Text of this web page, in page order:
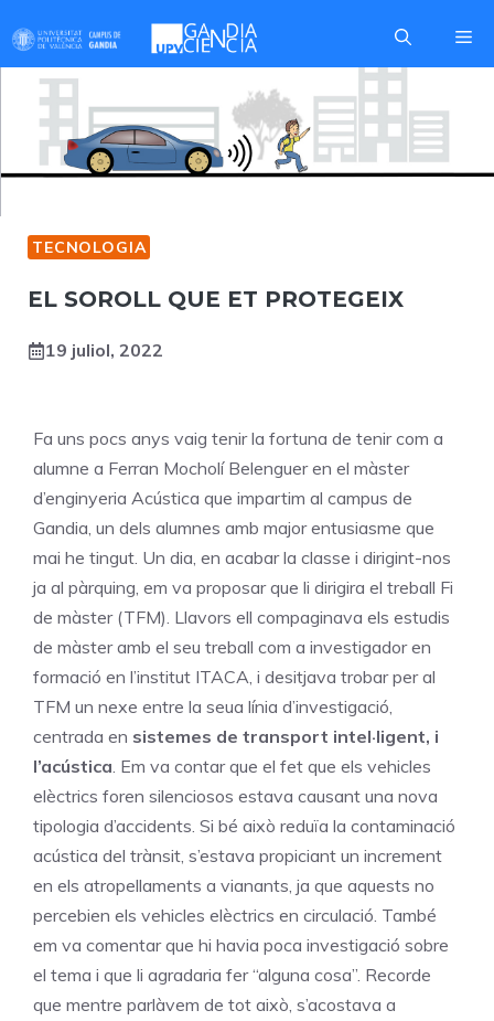
to
content
TECNOLOGIA
EL SOROLL QUE ET PROTEGEIX
19 juliol, 2022
Fa uns pocs anys vaig tenir la fortuna de tenir com a
alumne a Ferran Mocholí Belenguer en el màster
d’enginyeria Acústica que impartim al campus de
Gandia, un dels alumnes amb major entusiasme que
mai he tingut. Un dia, en acabar la classe i dirigint-nos
ja al pàrquing, em va proposar que li dirigira el treball Fi
de màster (TFM). Llavors ell compaginava els estudis
de màster amb el seu treball com a investigador en
formació en l’institut ITACA, i desitjava trobar per al
TFM un nexe entre la seua línia d’investigació,
centrada en sistemes de transport intel·ligent, i
l’acústica . Em va contar que el fet que els vehicles
elèctrics foren silenciosos estava causant una nova
tipologia d’accidents. Si bé això reduïa la contaminació
acústica del trànsit, s’estava propiciant un increment
en els atropellaments a vianants, ja que aquests no
percebien els vehicles elèctrics en circulació. També
em va comentar que hi havia poca investigació sobre
el tema i que li agradaria fer “alguna cosa”. Recorde
que mentre parlàvem de tot això, s’acostava a